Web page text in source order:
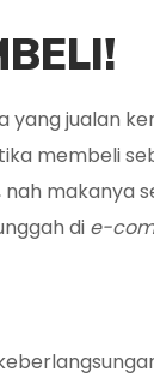
yang jualan
membeli
makanya
di e-